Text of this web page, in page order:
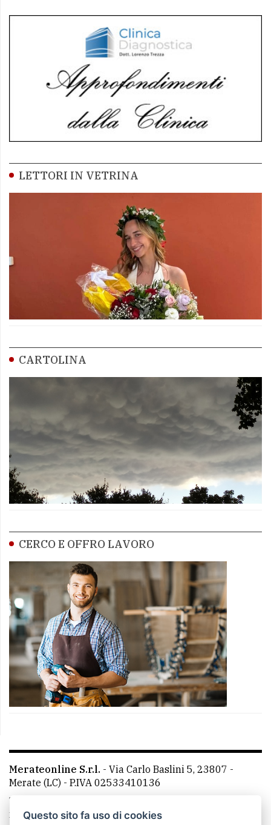
LETTORI IN VETRINA
CARTOLINA
CERCO E OFFRO LAVORO
Merateonline S.r.l. - Via Carlo Baslini 5, 23807 -
Merate (LC) - P.IVA 02533410136
Telefono:
mail: redazione@merateonline.it
Questo sito fa uso di cookies